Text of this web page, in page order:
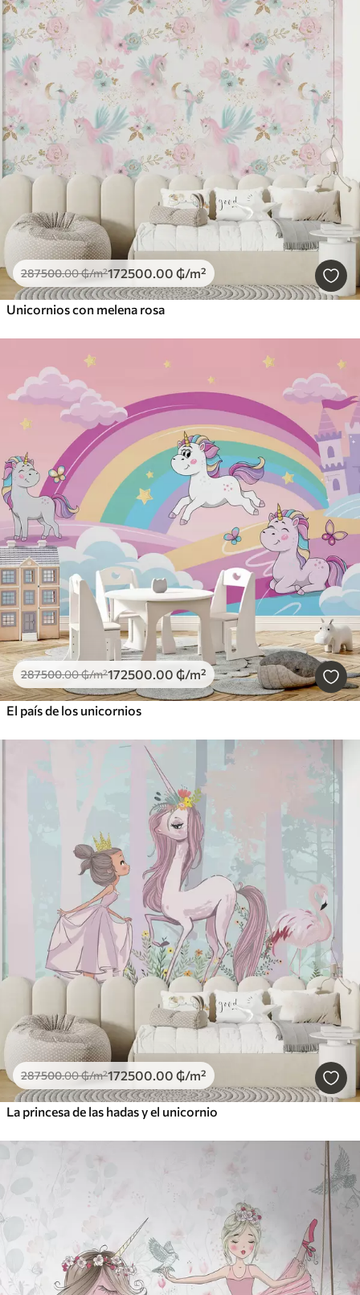
287500.00₲/m²172500.00 ₲/m²
Unicornios con melena rosa
287500.00₲/m²172500.00 ₲/m²
El país de los unicornios
287500.00₲/m²172500.00 ₲/m²
La princesa de las hadas y el unicornio